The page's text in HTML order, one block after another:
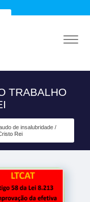
TRABALHO
de insalubridade
Rei